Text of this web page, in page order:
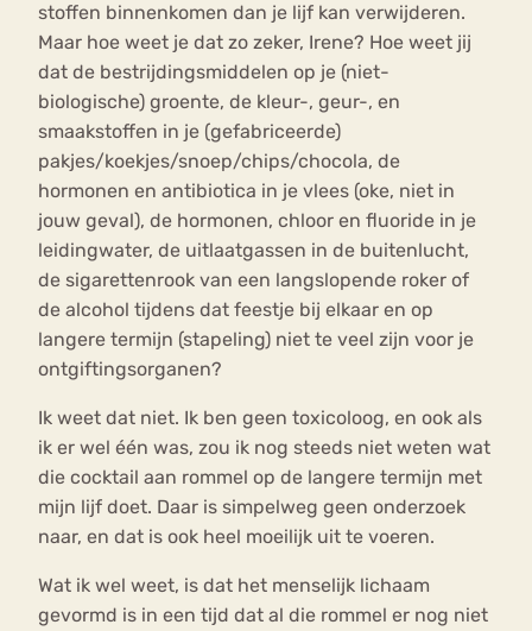
stoffen binnenkomen dan je lijf kan verwijderen.
Maar hoe weet je dat zo zeker, Irene? Hoe weet jij
dat de bestrijdingsmiddelen op je (niet-
biologische) groente, de kleur-, geur-, en
smaakstoffen in je (gefabriceerde)
pakjes/koekjes/snoep/chips/chocola, de
hormonen en antibiotica in je vlees (oke, niet in
jouw geval), de hormonen, chloor en fluoride in je
leidingwater, de uitlaatgassen in de buitenlucht,
de sigarettenrook van een langslopende roker of
de alcohol tijdens dat feestje bij elkaar en op
langere termijn (stapeling) niet te veel zijn voor je
ontgiftingsorganen?
Ik weet dat niet. Ik ben geen toxicoloog, en ook als
ik er wel één was, zou ik nog steeds niet weten wat
die cocktail aan rommel op de langere termijn met
mijn lijf doet. Daar is simpelweg geen onderzoek
naar, en dat is ook heel moeilijk uit te voeren.
Wat ik wel weet, is dat het menselijk lichaam
gevormd is in een tijd dat al die rommel er nog niet